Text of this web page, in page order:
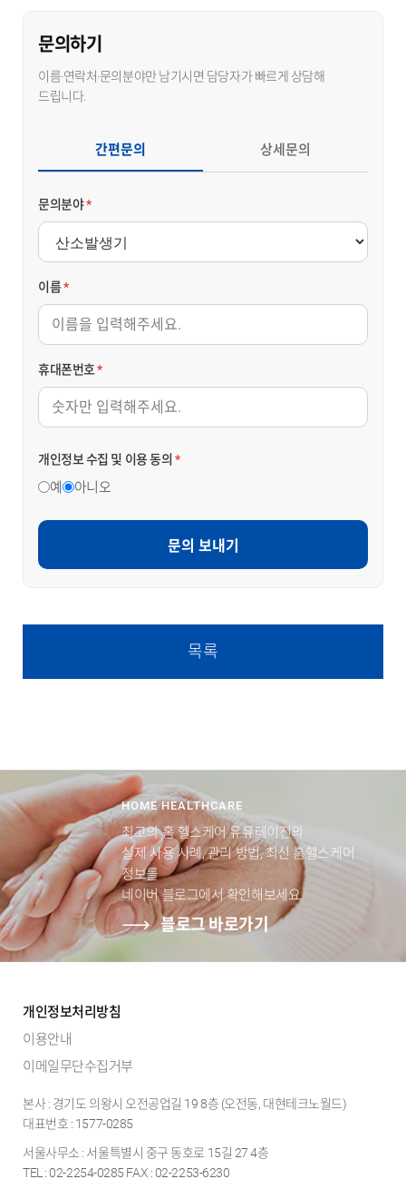
문의하기
이름·연락처·문의분야만 남기시면 담당자가 빠르게 상담해
드립니다.
간편문의 상세문의
문의분야*
이름*
휴대폰번호*
개인정보 수집 및 이용 동의 *
예 아니오
문의 보내기
목록
HOME HEALTHCARE
최고의 홈 헬스케어 유유테이진의
실제 사용 사례, 관리 방법, 최신 홈헬스케어
정보를
네이버 블로그에서 확인해보세요.
블로그 바로가기
개인정보처리방침
이용안내
이메일무단수집거부
본사 : 경기도 의왕시 오전공업길 19 8층 (오전동, 대현테크노월드)
대표번호 : 1577-0285
서울사무소 : 서울특별시 중구 동호로 15길 27 4층
TEL : 02-2254-0285 FAX : 02-2253-6230